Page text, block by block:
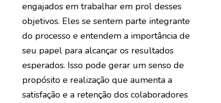
engajados em trabalhar em prol desses
objetivos. Eles se sentem parte integrante
do processo e entendem a importância de
seu papel para alcançar os resultados
esperados. Isso pode gerar um senso de
propósito e realização que aumenta a
satisfação e a retenção dos colaboradores